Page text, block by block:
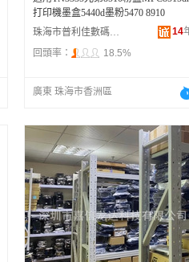
打印機墨盒5440d墨粉5470 8910
珠海市普利佳數碼科技有限公司
14
回頭率：
18.5%
廣東 珠海市香洲區